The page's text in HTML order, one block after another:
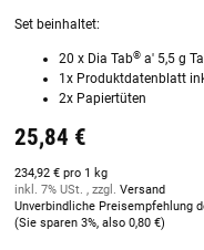
Set beinhaltet:
20 x Dia Tab® a' 5,5 g
1x Produktdatenblatt
2x Papiertüten
25,84 €
234,92 € pro 1 kg
inkl. 7% USt. , zzgl. Versand
Unverbindliche Preisempfehlung
(Sie sparen 3%, also 0,80 €)